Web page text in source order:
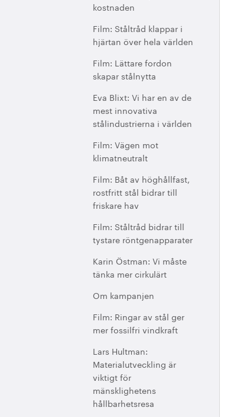
kostnaden
Film: Ståltråd klappar i
hjärtan över hela världen
Film: Lättare fordon
skapar stålnytta
Eva Blixt: Vi har en av de
mest innovativa
stålindustrierna i världen
Film: Vägen mot
klimatneutralt
Film: Båt av höghållfast,
rostfritt stål bidrar till
friskare hav
Film: Ståltråd bidrar till
tystare röntgenapparater
Karin Östman: Vi måste
tänka mer cirkulärt
Om kampanjen
Film: Ringar av stål ger
mer fossilfri vindkraft
Lars Hultman:
Materialutveckling är
viktigt för
mänsklighetens
hållbarhetsresa